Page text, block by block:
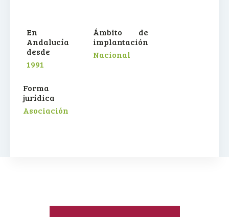
En
Andalucía
desde
1991
Ámbito de
implantación
Nacional
Forma
jurídica
Asociación